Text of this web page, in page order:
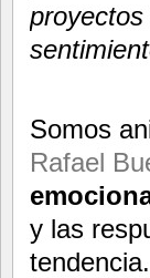
Somos
Rafael
y las
tendencia.